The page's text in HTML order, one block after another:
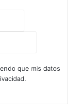
que mis datos